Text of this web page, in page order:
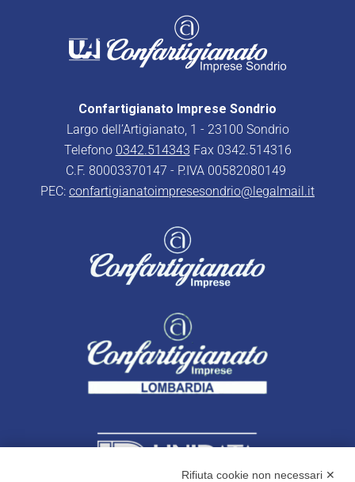
Confartigianato Imprese Sondrio
Largo dell’Artigianato, 1 - 23100 Sondrio
Telefono 0342.514343 Fax 0342.514316
C.F. 80003370147 - P.IVA 00582080149
PEC: confartigianatoimpresesondrio@legalmail.it
Rifiuta cookie non necessari ✕